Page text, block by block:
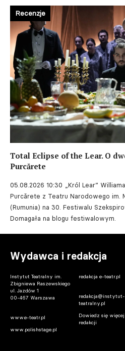
Total Eclipse of the Lear. O
Purcărete
05.08.2026 10:30 „Król Lear”
Purcărete z Teatru Narodowego im.
(Rumunia) na 30. Festiwalu
Domagała na blogu festiwalowym.
Recenzje
Wydawca i redakcja
Instytut Teatralny im.
Zbigniewa Raszewskiego
ul. Jazdów 1
00-467 Warszawa
www.e-teatr.pl
www.polishstage.pl
redakcja e-teatr.pl
redakcja@instytut-
teatralny.pl
Dowiedz się więcej
redakcji